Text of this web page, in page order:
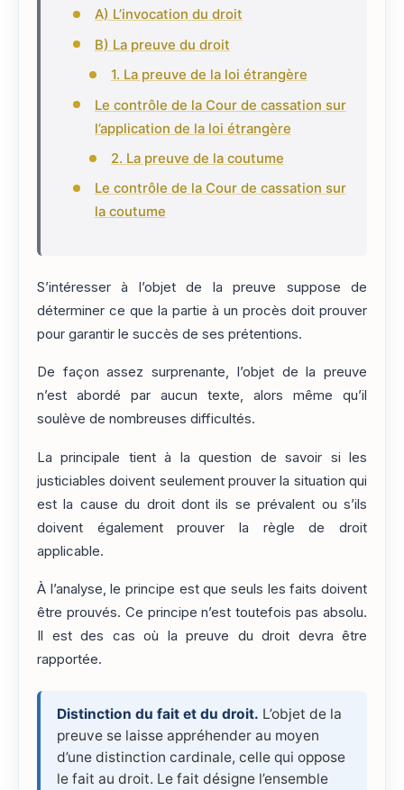
A) L’invocation du droit
B) La preuve du droit
1. La preuve de la loi étrangère
Le contrôle de la Cour de cassation sur
l’application de la loi étrangère
2. La preuve de la coutume
Le contrôle de la Cour de cassation sur
la coutume
S’intéresser à l’objet de la preuve suppose de
déterminer ce que la partie à un procès doit prouver
pour garantir le succès de ses prétentions.
De façon assez surprenante, l’objet de la preuve
n’est abordé par aucun texte, alors même qu’il
soulève de nombreuses difficultés.
La principale tient à la question de savoir si les
justiciables doivent seulement prouver la situation qui
est la cause du droit dont ils se prévalent ou s’ils
doivent également prouver la règle de droit
applicable.
À l’analyse, le principe est que seuls les faits doivent
être prouvés. Ce principe n’est toutefois pas absolu.
Il est des cas où la preuve du droit devra être
rapportée.
Distinction du fait et du droit. L’objet de la
preuve se laisse appréhender au moyen
d’une distinction cardinale, celle qui oppose
le fait au droit. Le fait désigne l’ensemble